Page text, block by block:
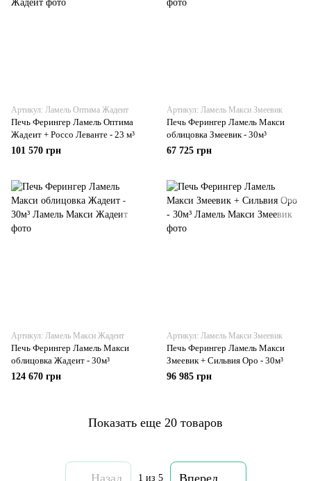
Артикул: Ламель Оптима Жадеит
Печь Ферингер Ламель Оптима
Жадеит + Россо Леванте - 23 м³
101 570 грн
Артикул: Ламель Макси Змеевик
Печь Ферингер Ламель Макси
облицовка Змеевик - 30м³
67 725 грн
Артикул: Ламель Макси Жадеит
Печь Ферингер Ламель Макси
облицовка Жадеит - 30м³
124 670 грн
Артикул: Ламель Макси Змеевик
Печь Ферингер Ламель Макси
Змеевик + Сильвия Оро - 30м³
96 985 грн
Показать еще 20 товаров
Назад 1 из 5 Вперед